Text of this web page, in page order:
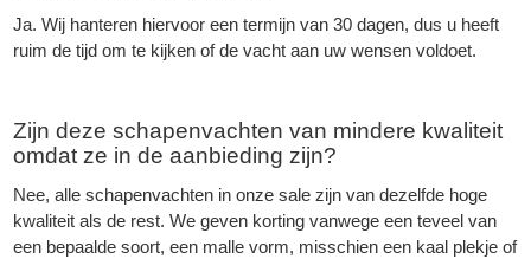
Ja. Wij hanteren hiervoor een termijn van 30 dagen, dus u heeft
ruim de tijd om te kijken of de vacht aan uw wensen voldoet.
Zijn deze schapenvachten van mindere kwaliteit
omdat ze in de aanbieding zijn?
Nee, alle schapenvachten in onze sale zijn van dezelfde hoge
kwaliteit als de rest. We geven korting vanwege een teveel van
een bepaalde soort, een malle vorm, misschien een kaal plekje of